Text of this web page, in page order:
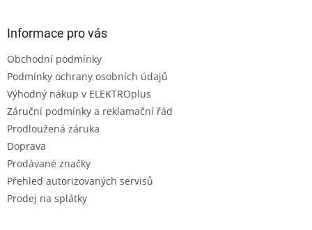
Informace pro vás
Obchodní podmínky
Podmínky ochrany osobních údajů
Výhodný nákup v ELEKTROplus
Záruční podmínky a reklamační řád
Prodloužená záruka
Doprava
Prodávané značky
Přehled autorizovaných servisů
Prodej na splátky